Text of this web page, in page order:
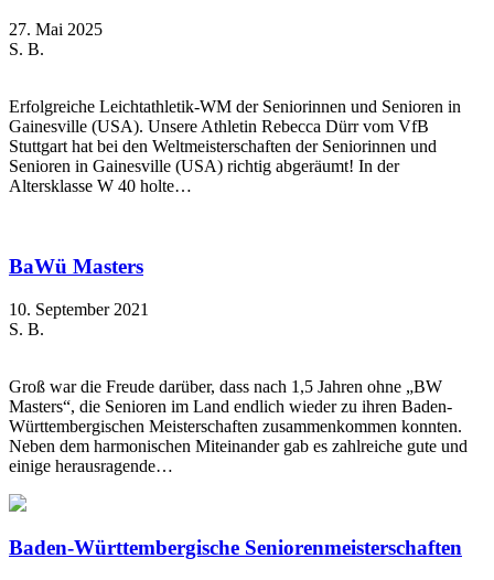
27. Mai 2025
S. B.
Erfolgreiche Leichtathletik-WM der Seniorinnen und Senioren in
Gainesville (USA). Unsere Athletin Rebecca Dürr vom VfB
Stuttgart hat bei den Weltmeisterschaften der Seniorinnen und
Senioren in Gainesville (USA) richtig abgeräumt! In der
Altersklasse W 40 holte…
BaWü Masters
10. September 2021
S. B.
Groß war die Freude darüber, dass nach 1,5 Jahren ohne „BW
Masters“, die Senioren im Land endlich wieder zu ihren Baden-
Württembergischen Meisterschaften zusammenkommen konnten.
Neben dem harmonischen Miteinander gab es zahlreiche gute und
einige herausragende…
Baden-Württembergische Seniorenmeisterschaften